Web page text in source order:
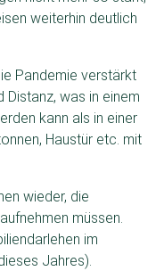
weiterhin deutlich
Pandemie verstärkt
Distanz, was in einem
kann als in einer
Haustür etc. mit
wieder, die
müssen.
im
Jahres).